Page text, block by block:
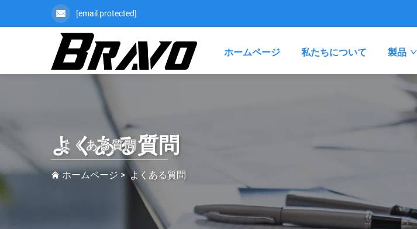
[email protected]
ホームページ 私たちについて 製品
よくある質問
ホームページ >よくある質問
よくある質問